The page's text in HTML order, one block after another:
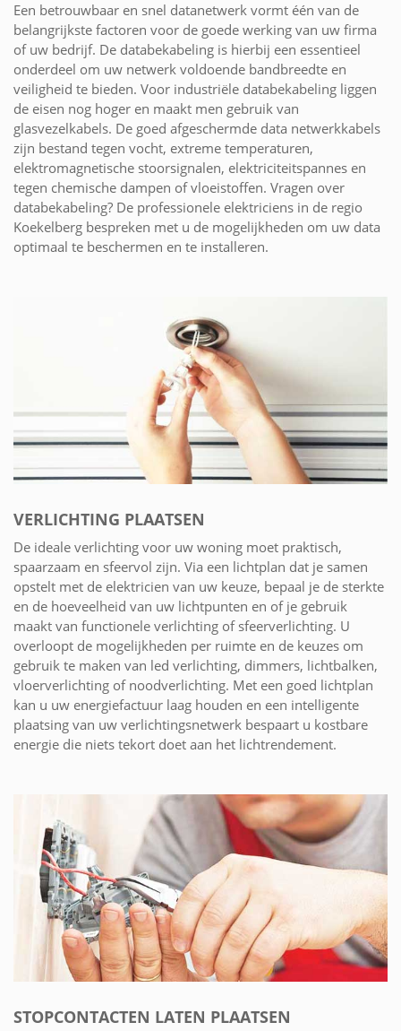
Een betrouwbaar en snel datanetwerk vormt één van de
belangrijkste factoren voor de goede werking van uw firma
of uw bedrijf. De databekabeling is hierbij een essentieel
onderdeel om uw netwerk voldoende bandbreedte en
veiligheid te bieden. Voor industriële databekabeling liggen
de eisen nog hoger en maakt men gebruik van
glasvezelkabels. De goed afgeschermde data netwerkkabels
zijn bestand tegen vocht, extreme temperaturen,
elektromagnetische stoorsignalen, elektriciteitspannes en
tegen chemische dampen of vloeistoffen. Vragen over
databekabeling? De professionele elektriciens in de regio
Koekelberg bespreken met u de mogelijkheden om uw data
optimaal te beschermen en te installeren.
VERLICHTING PLAATSEN
De ideale verlichting voor uw woning moet praktisch,
spaarzaam en sfeervol zijn. Via een lichtplan dat je samen
opstelt met de elektricien van uw keuze, bepaal je de sterkte
en de hoeveelheid van uw lichtpunten en of je gebruik
maakt van functionele verlichting of sfeerverlichting. U
overloopt de mogelijkheden per ruimte en de keuzes om
gebruik te maken van led verlichting, dimmers, lichtbalken,
vloerverlichting of noodverlichting. Met een goed lichtplan
kan u uw energiefactuur laag houden en een intelligente
plaatsing van uw verlichtingsnetwerk bespaart u kostbare
energie die niets tekort doet aan het lichtrendement.
STOPCONTACTEN LATEN PLAATSEN